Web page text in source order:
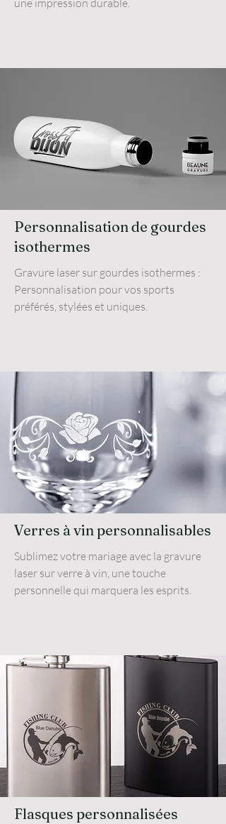
une impression durable.
Personnalisation de gourdes
isothermes
Gravure laser sur gourdes isothermes :
Personnalisation pour vos sports
préférés, stylées et uniques.
Verres à vin personnalisables
Sublimez votre mariage avec la gravure
laser sur verre à vin, une touche
personnelle qui marquera les esprits.
Flasques personnalisées